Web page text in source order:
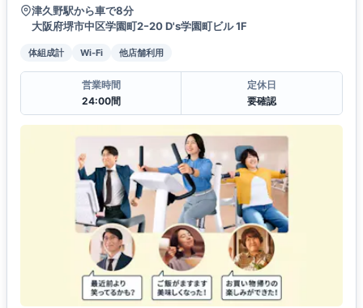
津久野駅から車で8分
大阪府堺市中区学園町2ｰ20 D's学園町ビル 1F
体組成計 Wi-Fi 他店舗利用
営業時間
24:00間
定休日
要確認